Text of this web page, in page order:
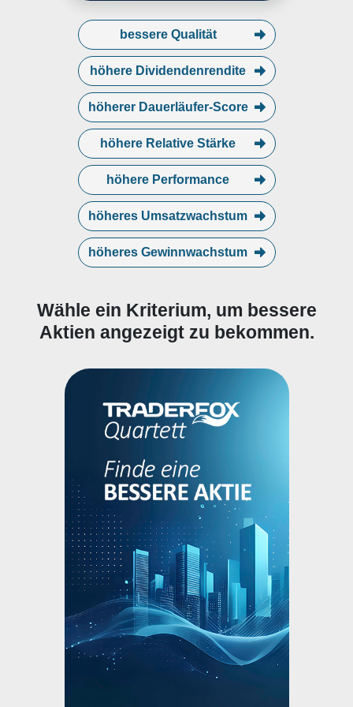
bessere Qualität
höhere Dividendenrendite
höherer Dauerläufer-Score
höhere Relative Stärke
höhere Performance
höheres Umsatzwachstum
höheres Gewinnwachstum
Wähle ein Kriterium, um bessere
Aktien angezeigt zu bekommen.